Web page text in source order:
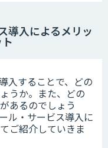
導入によるメリッ
ト
入することで、どの
うか。また、どの
あるのでしょう
ル・サービス導入に
ご紹介していきま